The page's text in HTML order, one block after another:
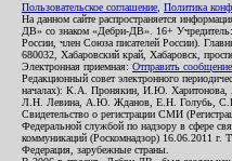
Пользовательское соглашение Политика
На данном сайте распространяется
ДВ» со знаком «Дебри-ДВ». 16+
России, член Союза писателей России).
680032, Хабаровский край, Хабаровск,
Электронная приемная: Отправить сообщение
Редакционный совет электронного
началах): К.А. Пронякин, И.Ю.
Л.Н. Левина, А.Ю. Жданов, Е.Н. Голубь,
Свидетельство о регистрации СМИ
Федеральной службой по надзору в сфере
коммуникаций (Роскомнадзор) 16.06.2011 г.
Федерация, зарубежные страны.